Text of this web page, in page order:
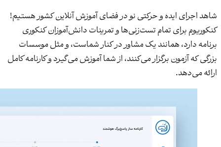
شاهد اجرای ایده و حرکتی نو در فضای آموزش آنلاین کشور هستیم!
کنکوریوم برای تمام تست‌زنی‌ها و تمرینات دانش‌آموزان کنکوری
برنامه دارد، همانند یک مشاور در کنار شماست، و مثل موسسات
بزرگی که آزمون برگزار می‌کنند، از شما آموزش می‌گیرد و کارنامه کامل
ارائه می‌دهد.